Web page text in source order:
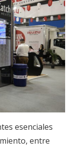
esenciales
entre